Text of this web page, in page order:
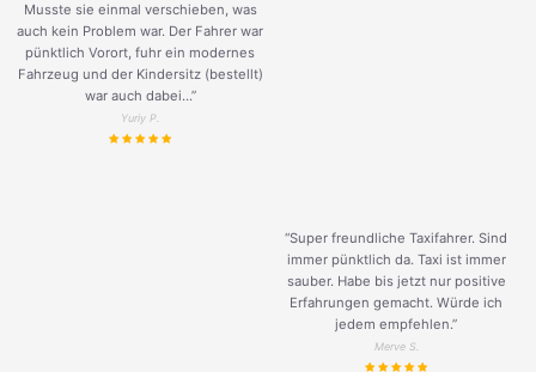
Musste sie einmal verschieben, was
auch kein Problem war. Der Fahrer war
pünktlich Vorort, fuhr ein modernes
Fahrzeug und der Kindersitz (bestellt)
war auch dabei...”
Yuriy P.
“Super freundliche Taxifahrer. Sind
immer pünktlich da. Taxi ist immer
sauber. Habe bis jetzt nur positive
Erfahrungen gemacht. Würde ich
jedem empfehlen.”
Merve S.